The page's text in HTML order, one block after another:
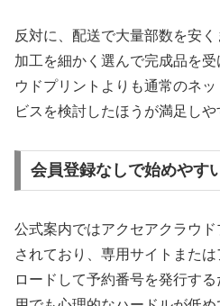
反対に、配送で大量部数を安
加工を細かく選んで完成品を
ウドプリントよりも通常のネ
ビスを検討したほうが満足しや
会員登録なしで始めやす
公式案内ではアクセアクラウ
されており、専用サイトまた
ロードして予約番号を発行す